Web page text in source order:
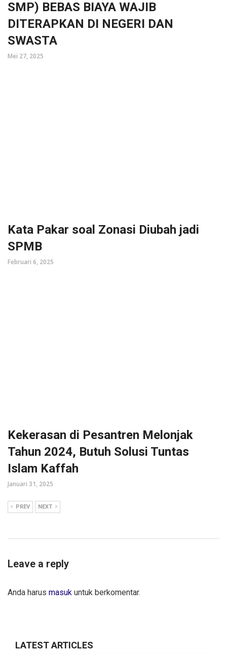
SMP) BEBAS BIAYA WAJIB
DITERAPKAN DI NEGERI DAN
SWASTA
Mei 27, 2025
Kata Pakar soal Zonasi Diubah jadi
SPMB
Februari 6, 2025
Kekerasan di Pesantren Melonjak
Tahun 2024, Butuh Solusi Tuntas
Islam Kaffah
Januari 31, 2025
PREV NEXT
Leave a reply
Anda harus masuk untuk berkomentar.
LATEST ARTICLES